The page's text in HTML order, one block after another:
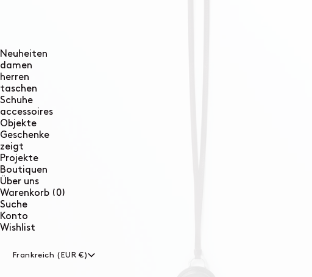
Neuheiten
damen
herren
taschen
Schuhe
accessoires
Objekte
Geschenke
zeigt
Projekte
Boutiquen
Über uns
Warenkorb (0)
Suche
Konto
Wishlist
Frankreich (EUR €)